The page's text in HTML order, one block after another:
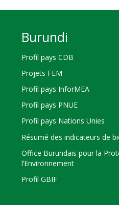
Burundi
Profil pays CDB
Projets FEM
Profil pays InforMEA
Profil pays PNUE
Profil pays Nations Unies
Résumé des indicateurs de
Office Burundais pour la
l’Environnement
Profil GBIF